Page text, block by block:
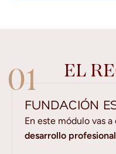
EL
FUNDACIÓN
En este módulo vas
desarrollo profesional
01